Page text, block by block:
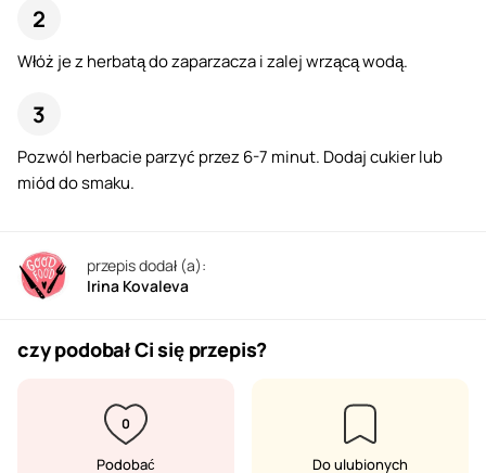
Włóż je z herbatą do zaparzacza i zalej wrzącą wodą.
Pozwól herbacie parzyć przez 6-7 minut. Dodaj cukier lub
miód do smaku.
przepis dodał (a):
Irina Kovaleva
czy podobał Ci się przepis?
0
Podobać Do ulubionych